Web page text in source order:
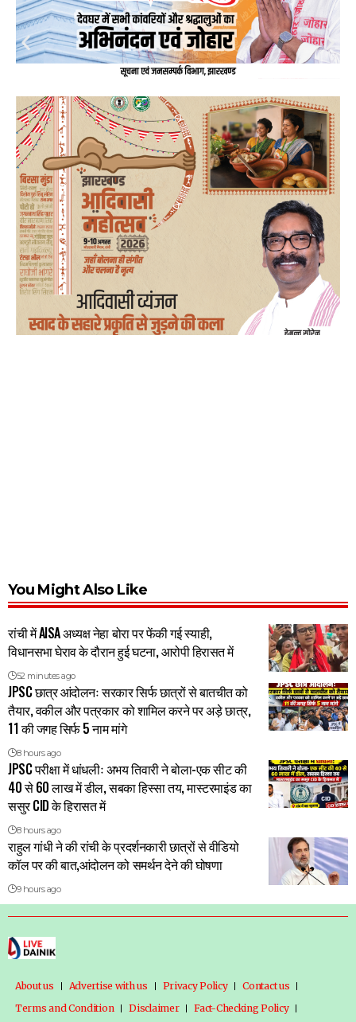
You Might Also Like
रांची में AISA अध्यक्ष नेहा बोरा पर फेंकी गई स्याही,
विधानसभा घेराव के दौरान हुई घटना, आरोपी हिरासत में
52 minutes ago
JPSC छात्र आंदोलनः सरकार सिर्फ छात्रों से बातचीत को
तैयार, वकील और पत्रकार को शामिल करने पर अड़े छात्र,
11 की जगह सिर्फ 5 नाम मांगे
8 hours ago
JPSC परीक्षा में धांधलीः अभय तिवारी ने बोला-एक सीट की
40 से 60 लाख में डील, सबका हिस्सा तय, मास्टरमाइंड का
ससुर CID के हिरासत में
8 hours ago
राहुल गांधी ने की रांची के प्रदर्शनकारी छात्रों से वीडियो
कॉल पर की बात,आंदोलन को समर्थन देने की घोषणा
9 hours ago
About us Advertise with us Privacy Policy
Contact us
Terms and Condition
Disclaimer Fact-Checking Policy